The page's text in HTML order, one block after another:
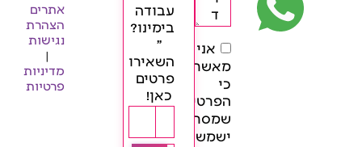
אני
מאשר/ת
כי
הפרטים
שמסרתי
ישמשו
עבודה
בימינו?
״
השאירו
פרטים
כאן!
אתרים
הצהרת
נגישות
|
מדיניות
פרטיות